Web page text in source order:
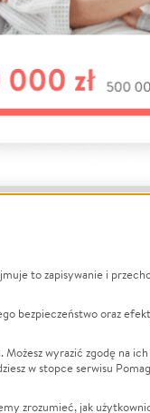
Zbieraj na
Leczenie
Zwierzęta
Pożar
to zapisywanie i
bezpieczeństwo oraz
wyrazić zgodę na
w stopce serwisu
zrozumieć, jak